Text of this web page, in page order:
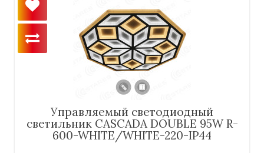
Управляемый светодиодный
светильник CASCADA DOUBLE 95W R-
600-WHITE/WHITE-220-IP44